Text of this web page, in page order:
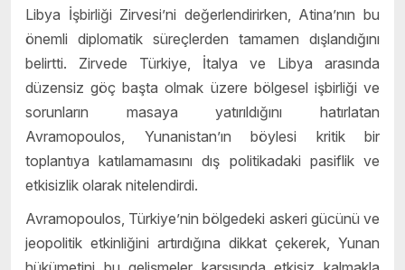
Libya İşbirliği Zirvesi’ni değerlendirirken, Atina’nın bu
önemli diplomatik süreçlerden tamamen dışlandığını
belirtti. Zirvede Türkiye, İtalya ve Libya arasında
düzensiz göç başta olmak üzere bölgesel işbirliği ve
sorunların masaya yatırıldığını hatırlatan
Avramopoulos, Yunanistan’ın böylesi kritik bir
toplantıya katılamamasını dış politikadaki pasiflik ve
etkisizlik olarak nitelendirdi.
Avramopoulos, Türkiye’nin bölgedeki askeri gücünü ve
jeopolitik etkinliğini artırdığına dikkat çekerek, Yunan